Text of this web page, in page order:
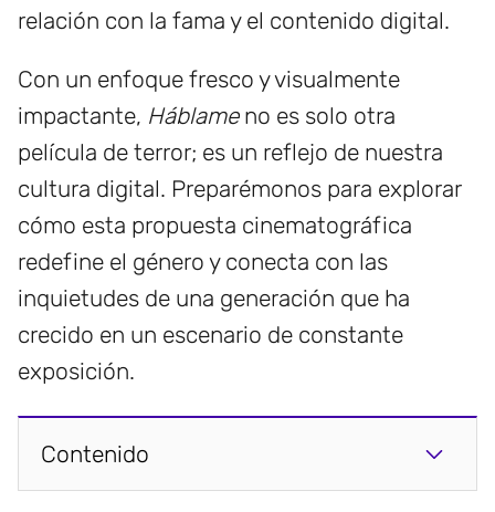
relación con la fama y el contenido digital.
Con un enfoque fresco y visualmente
impactante, Háblameno es solo otra
película de terror; es un reflejo de nuestra
cultura digital. Preparémonos para explorar
cómo esta propuesta cinematográfica
redefine el género y conecta con las
inquietudes de una generación que ha
crecido en un escenario de constante
exposición.
Contenido